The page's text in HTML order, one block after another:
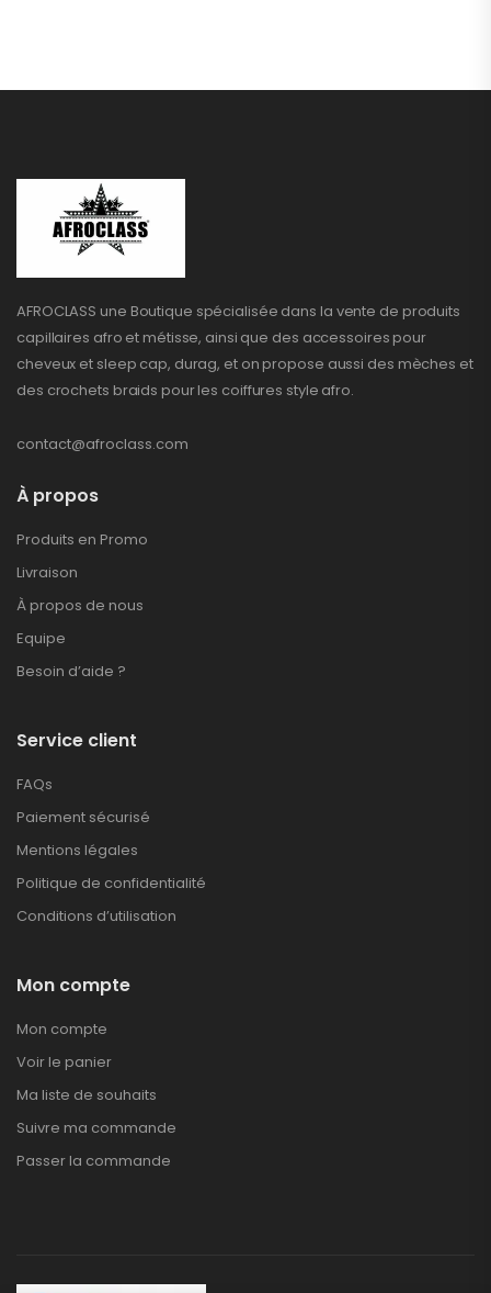
AFROCLASS une Boutique spécialisée dans la vente de produits
capillaires afro et métisse, ainsi que des accessoires pour
cheveux et sleep cap, durag, et on propose aussi des mèches et
des crochets braids pour les coiffures style afro.
contact@afroclass.com
À propos
Produits en Promo
Livraison
À propos de nous
Equipe
Besoin d’aide ?
Service client
FAQs
Paiement sécurisé
Mentions légales
Politique de confidentialité
Conditions d’utilisation
Mon compte
Mon compte
Voir le panier
Ma liste de souhaits
Suivre ma commande
Passer la commande